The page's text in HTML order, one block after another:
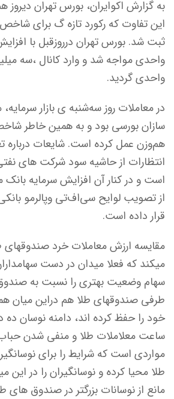
به گزارش اکوایران، بورس تهران
این تفاوت که رکورد تازه گ برای
واحدی گردید.
در معاملات روز سه‌شنبه ی بازار
سازان بورسی بود و به همین خاطر
هم‌وزن عمل کرده است. شایعات درباره
انتظارات از حاشیه سود شرکت های
است و در کنار آن افزایش سرمایه بانک
از تصویب لوایح سی‌اف‌تی و‌پالرمو‌
قرار داده است.
مقایسه ارزش معاملات خرد صندوقهای
میکند که فعلا میدان در دست
سهام وضعیت بهتری را نسبت به صندوق
طرفی صندوقهای طلا هم دراین میان
خود را حفظ کرده اند، دامنه نوسان
ساعت معلاملات طلا و منفی شدن
مواردی است که شرایط را برای
‌طلا محیا کرده و نوسانگیران را در این
مانع از نوسانات بزرگتر در صندوق